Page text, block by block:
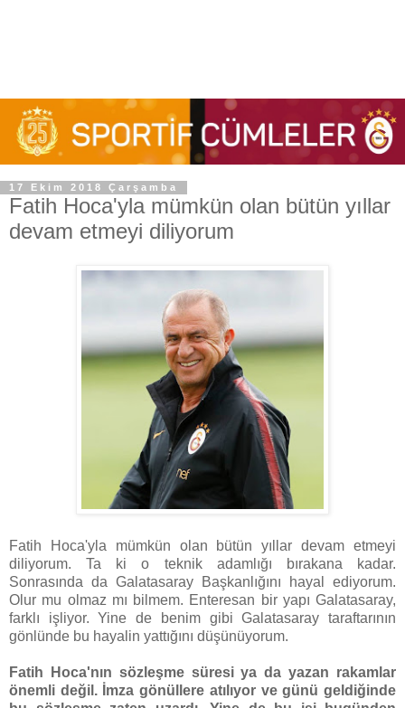
17 Ekim 2018 Çarşamba
Fatih Hoca'yla mümkün olan bütün yıllar
devam etmeyi diliyorum
Fatih Hoca'yla mümkün olan bütün yıllar devam etmeyi
diliyorum. Ta ki o teknik adamlığı bırakana kadar.
Sonrasında da Galatasaray Başkanlığını hayal ediyorum.
Olur mu olmaz mı bilmem. Enteresan bir yapı Galatasaray,
farklı işliyor. Yine de benim gibi Galatasaray taraftarının
gönlünde bu hayalin yattığını düşünüyorum.
Fatih Hoca'nın sözleşme süresi ya da yazan rakamlar
önemli değil. İmza gönüllere atılıyor ve günü geldiğinde